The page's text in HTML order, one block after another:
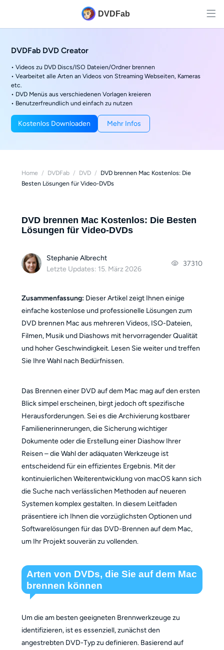
DVDFab
DVDFab DVD Creator
• Videos zu DVD Discs/ISO Dateien/Ordner brennen
• Vearbeitet alle Arten an Videos von Streaming Webseiten, Kameras
etc.
• DVD Menüs aus verschiedenen Vorlagen kreieren
• Benutzerfreundlich und einfach zu nutzen
Kostenlos Downloaden Mehr Infos
Home / DVDFab / DVD / DVD brennen Mac Kostenlos: Die
Besten Lösungen für Video-DVDs
DVD brennen Mac Kostenlos: Die Besten
Lösungen für Video-DVDs
Stephanie Albrecht
Letzte Updates: 15. März 2026
37310
Zusammenfassung: Dieser Artikel zeigt Ihnen einige
einfache kostenlose und professionelle Lösungen zum
DVD brennen Mac aus mehreren Videos, ISO-Dateien,
Filmen, Musik und Diashows mit hervorragender Qualität
und hoher Geschwindigkeit. Lesen Sie weiter und treffen
Sie Ihre Wahl nach Bedürfnissen.
Das Brennen einer DVD auf dem Mac mag auf den ersten
Blick simpel erscheinen, birgt jedoch oft spezifische
Herausforderungen. Sei es die Archivierung kostbarer
Familienerinnerungen, die Sicherung wichtiger
Dokumente oder die Erstellung einer Diashow Ihrer
Reisen – die Wahl der adäquaten Werkzeuge ist
entscheidend für ein effizientes Ergebnis. Mit der
kontinuierlichen Weiterentwicklung von macOS kann sich
die Suche nach verlässlichen Methoden auf neueren
Systemen komplex gestalten. In diesem Leitfaden
präsentiere ich Ihnen die vorzüglichsten Optionen und
Softwarelösungen für das DVD-Brennen auf dem Mac,
um Ihr Projekt souverän zu vollenden.
Arten von DVDs, die Sie auf dem Mac
brennen können
Um die am besten geeigneten Brennwerkzeuge zu
identifizieren, ist es essenziell, zunächst den
angestrebten DVD-Typ zu definieren. Basierend auf